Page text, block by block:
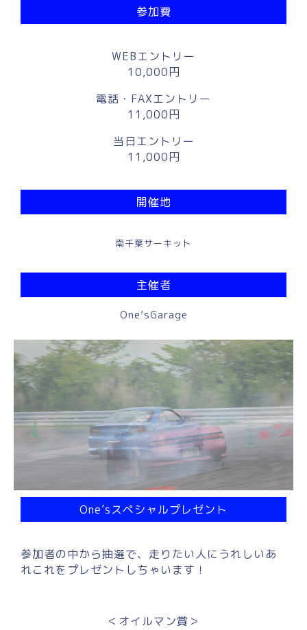
参加費
WEBエントリー
10,000円
電話・FAXエントリー
11,000円
当日エントリー
11,000円
開催地
南千葉サーキット
主催者
One’sGarage
One’sスペシャルプレゼント
参加者の中から抽選で、走りたい人にうれしいあ
れこれをプレゼントしちゃいます！
＜オイルマン賞＞